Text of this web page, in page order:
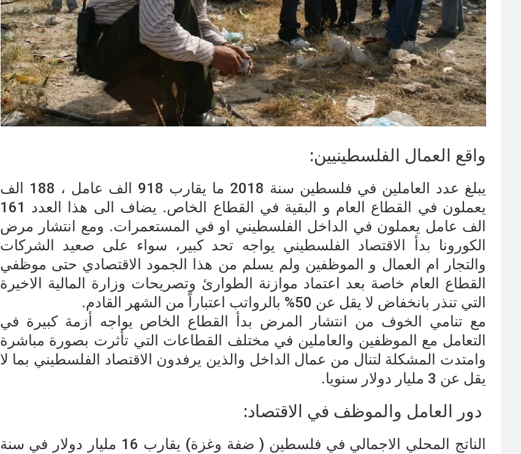
واقع العمال الفلسطينيين:
يبلغ عدد العاملين في فلسطين سنة 2018 ما يقارب 918 الف عامل ، 188 الف
يعملون في القطاع العام و البقية في القطاع الخاص. يضاف الى هذا العدد 161
الف عامل يعملون في الداخل الفلسطيني او في المستعمرات. ومع انتشار مرض
الكورونا بدأ الاقتصاد الفلسطيني يواجه تحد كبير، سواء على صعيد الشركات
والتجار ام العمال و الموظفين ولم يسلم من هذا الجمود الاقتصادي حتى موظفي
القطاع العام خاصة بعد اعتماد موازنة الطوارئ وتصريحات وزارة المالية الاخيرة
التي تنذر بانخفاض لا يقل عن 50% بالرواتب اعتباراً من الشهر القادم.
مع تنامي الخوف من انتشار المرض بدأ القطاع الخاص يواجه أزمة كبيرة في
التعامل مع الموظفين والعاملين في مختلف القطاعات التي تأثرت بصورة مباشرة
وامتدت المشكلة لتنال من عمال الداخل والذين يرفدون الاقتصاد الفلسطيني بما لا
يقل عن 3 مليار دولار سنويا.
دور العامل والموظف في الاقتصاد:
الناتج المحلي الاجمالي في فلسطين ( ضفة وغزة) يقارب 16 مليار دولار في سنة